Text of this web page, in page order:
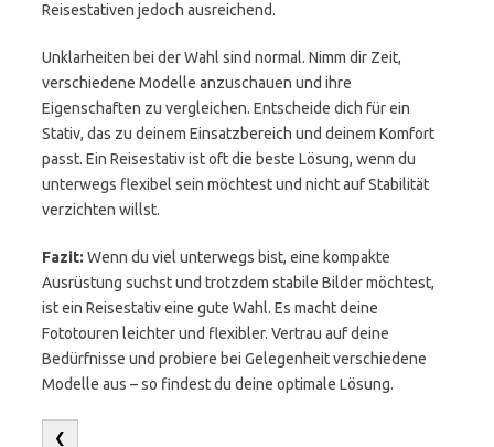
Reisestativen jedoch ausreichend.
Unklarheiten bei der Wahl sind normal. Nimm dir Zeit,
verschiedene Modelle anzuschauen und ihre
Eigenschaften zu vergleichen. Entscheide dich für ein
Stativ, das zu deinem Einsatzbereich und deinem Komfort
passt. Ein Reisestativ ist oft die beste Lösung, wenn du
unterwegs flexibel sein möchtest und nicht auf Stabilität
verzichten willst.
Fazit: Wenn du viel unterwegs bist, eine kompakte
Ausrüstung suchst und trotzdem stabile Bilder möchtest,
ist ein Reisestativ eine gute Wahl. Es macht deine
Fototouren leichter und flexibler. Vertrau auf deine
Bedürfnisse und probiere bei Gelegenheit verschiedene
Modelle aus – so findest du deine optimale Lösung.
❮